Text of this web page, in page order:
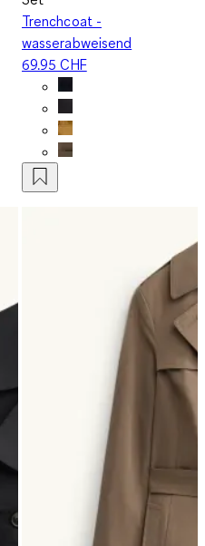
Trenchcoat -
wasserabweisend
69.95 CHF